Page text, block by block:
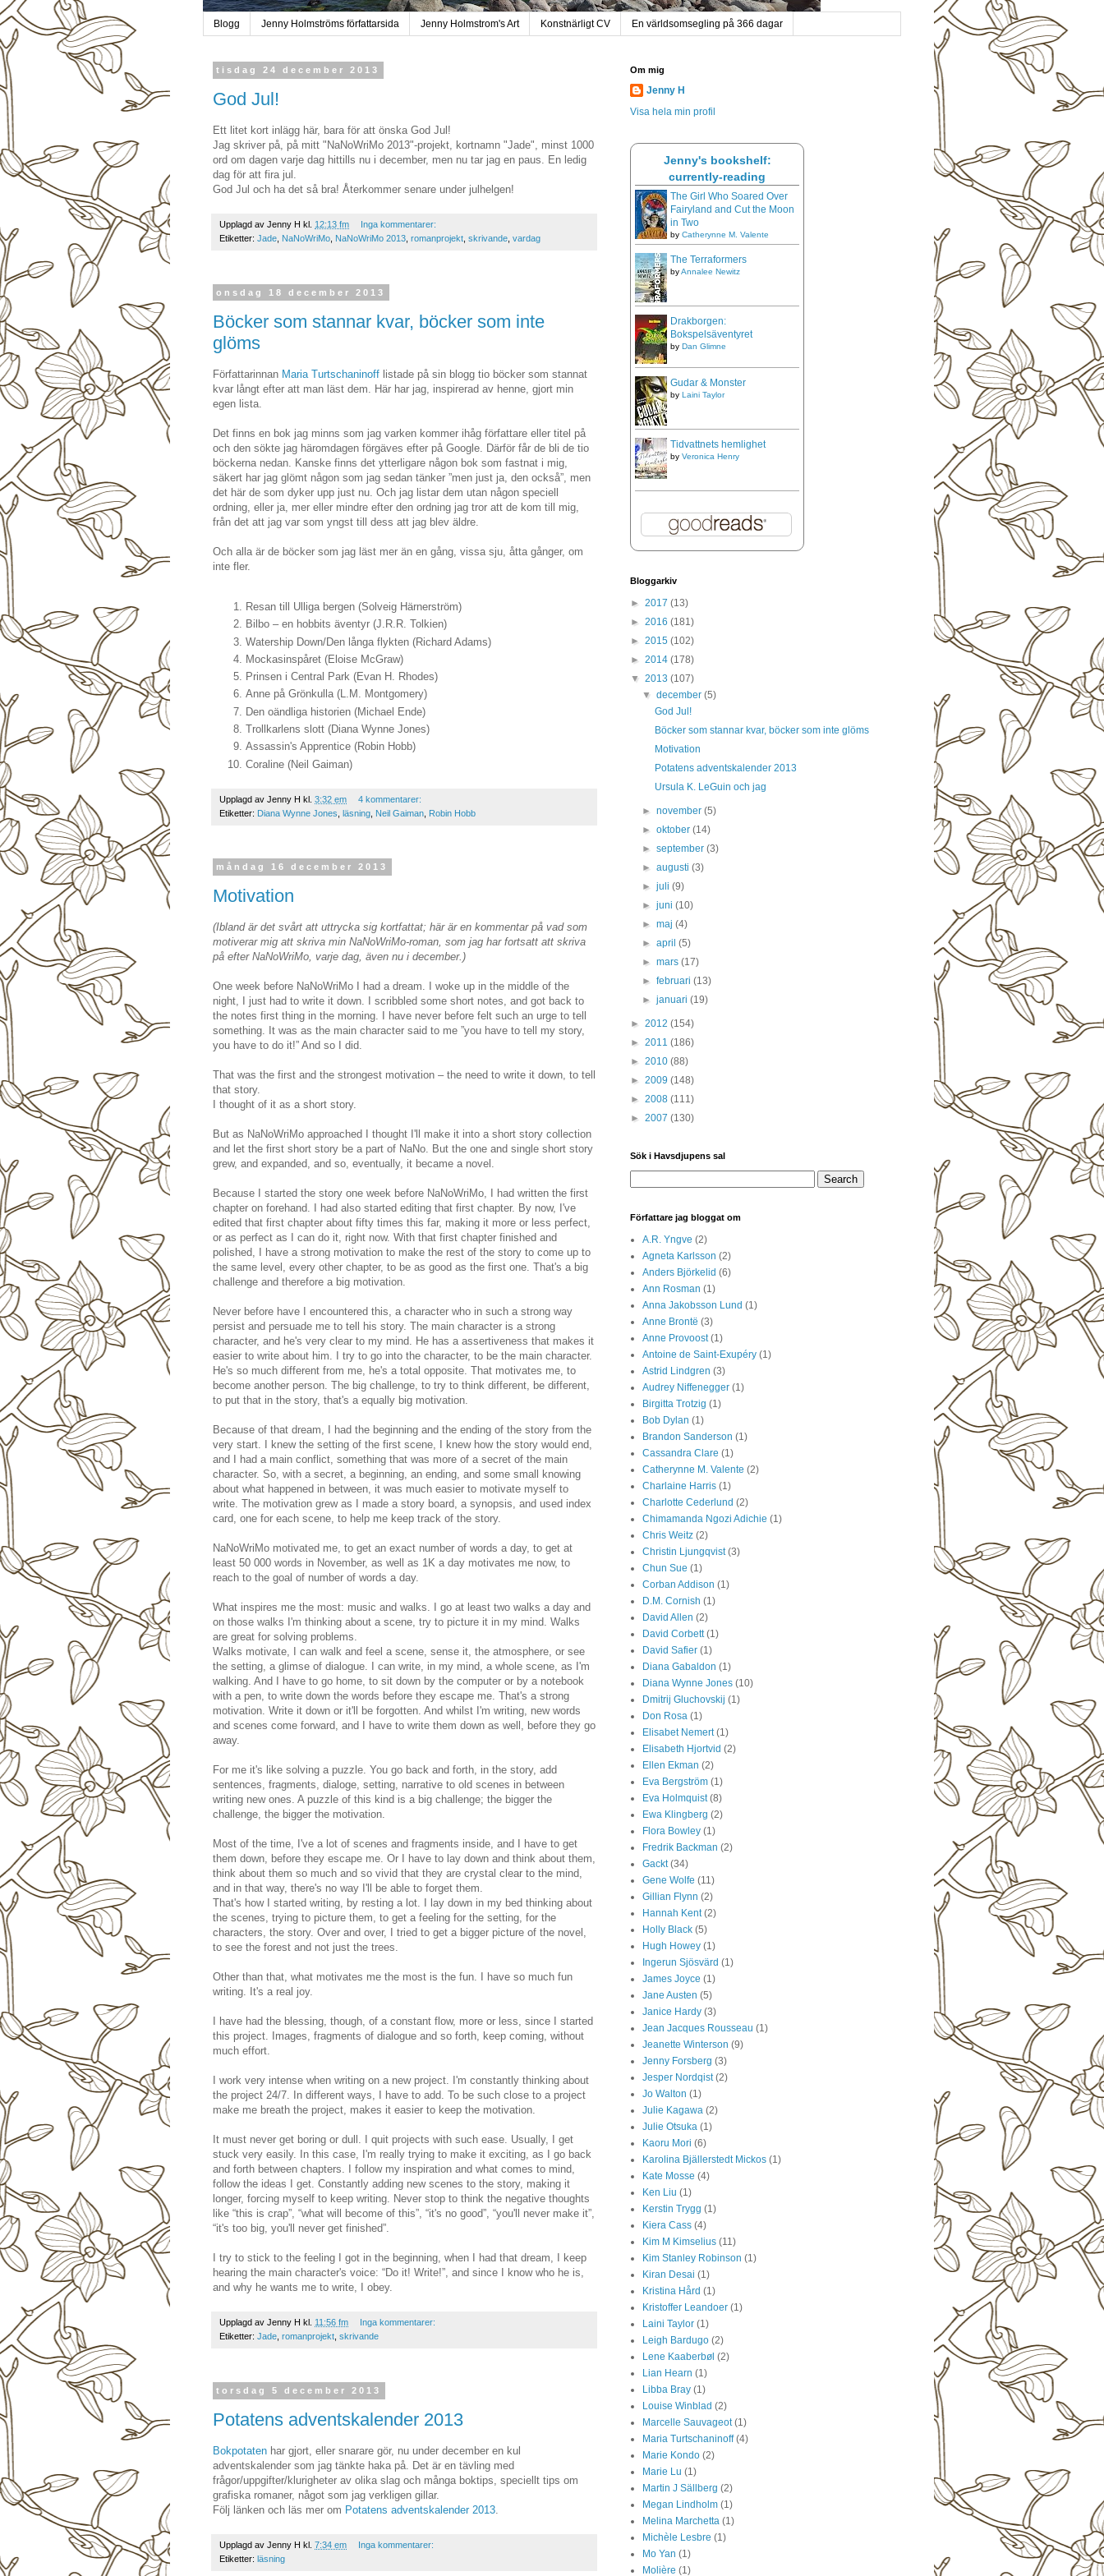
Blogg Jenny Holmströms författarsida Jenny Holmstrom's Art Konstnärligt CV En världsomsegling på 366 dagar
tisdag 24 december 2013
God Jul!
Ett litet kort inlägg här, bara för att önska God Jul!
Jag skriver på, på mitt "NaNoWriMo 2013"-projekt, kortnamn "Jade", minst 1000
ord om dagen varje dag hittills nu i december, men nu tar jag en paus. En ledig
dag för att fira jul.
God Jul och ha det så bra! Återkommer senare under julhelgen!
Upplagd av Jenny H kl. 12:13 fm
Inga kommentarer:
Etiketter: Jade NaNoWriMo NaNoWriMo 2013 romanprojekt skrivande vardag
onsdag 18 december 2013
Böcker som stannar kvar, böcker som inte
glöms
Författarinnan Maria Turtschaninoff listade på sin blogg tio böcker som stannat
kvar långt efter att man läst dem. Här har jag, inspirerad av henne, gjort min
egen lista.
Det finns en bok jag minns som jag varken kommer ihåg författare eller titel på
och den sökte jag häromdagen förgäves efter på Google. Därför får de bli de tio
böckerna nedan. Kanske finns det ytterligare någon bok som fastnat i mig,
säkert har jag glömt någon som jag sedan tänker ”men just ja, den också”, men
det här de som dyker upp just nu. Och jag listar dem utan någon speciell
ordning, eller ja, mer eller mindre efter den ordning jag tror att de kom till mig,
från det att jag var som yngst till dess att jag blev äldre.
Och alla är de böcker som jag läst mer än en gång, vissa sju, åtta gånger, om
inte fler.
Resan till Ulliga bergen (Solveig Härnerström)
Bilbo – en hobbits äventyr (J.R.R. Tolkien)
Watership Down/Den långa flykten (Richard Adams)
Mockasinspåret (Eloise McGraw)
Prinsen i Central Park (Evan H. Rhodes)
Anne på Grönkulla (L.M. Montgomery)
Den oändliga historien (Michael Ende)
Trollkarlens slott (Diana Wynne Jones)
Assassin's Apprentice (Robin Hobb)
Coraline (Neil Gaiman)
Upplagd av Jenny H kl. 3:32 em
4 kommentarer:
Etiketter: Diana Wynne Jones läsning Neil Gaiman Robin Hobb
måndag 16 december 2013
Motivation
(Ibland är det svårt att uttrycka sig kortfattat; här är en kommentar på vad som
motiverar mig att skriva min NaNoWriMo-roman, som jag har fortsatt att skriva
på efter NaNoWriMo, varje dag, även nu i december.)
One week before NaNoWriMo I had a dream. I woke up in the middle of the
night, I just had to write it down. I scribbled some short notes, and got back to
the notes first thing in the morning. I have never before felt such an urge to tell
something. It was as the main character said to me ”you have to tell my story,
you have to do it!” And so I did.
That was the first and the strongest motivation – the need to write it down, to tell
that story.
I thought of it as a short story.
But as NaNoWriMo approached I thought I'll make it into a short story collection
and let the first short story be a part of NaNo. But the one and single short story
grew, and expanded, and so, eventually, it became a novel.
Because I started the story one week before NaNoWriMo, I had written the first
chapter on forehand. I had also started editing that first chapter. By now, I've
edited that first chapter about fifty times this far, making it more or less perfect,
or as perfect as I can do it, right now. With that first chapter finished and
polished, I have a strong motivation to make the rest of the story to come up to
the same level, every other chapter, to be as good as the first one. That's a big
challenge and therefore a big motivation.
Never before have I encountered this, a character who in such a strong way
persist and persuade me to tell his story. The main character is a strong
character, and he's very clear to my mind. He has a assertiveness that makes it
easier to write about him. I try to go into the character, to be the main character.
He's so much different from me, he's a total opposite. That motivates me, to
become another person. The big challenge, to try to think different, be different,
to put that in the story, that's a equally big motivation.
Because of that dream, I had the beginning and the ending of the story from the
very start. I knew the setting of the first scene, I knew how the story would end,
and I had a main conflict, something that was more of a secret of the main
character. So, with a secret, a beginning, an ending, and some small knowing
about what happened in between, it was much easier to motivate myself to
write. The motivation grew as I made a story board, a synopsis, and used index
card, one for each scene, to help me keep track of the story.
NaNoWriMo motivated me, to get an exact number of words a day, to get at
least 50 000 words in November, as well as 1K a day motivates me now, to
reach to the goal of number of words a day.
What inspires me the most: music and walks. I go at least two walks a day and
on those walks I'm thinking about a scene, try to picture it in my mind. Walks
are great for solving problems.
Walks motivate, I can walk and feel a scene, sense it, the atmosphere, or see
the setting, a glimse of dialogue. I can write, in my mind, a whole scene, as I'm
walking. And I have to go home, to sit down by the computer or by a notebook
with a pen, to write down the words before they escape me. That's a strong
motivation. Write it down or it'll be forgotten. And whilst I'm writing, new words
and scenes come forward, and I have to write them down as well, before they go
away.
For me it's like solving a puzzle. You go back and forth, in the story, add
sentences, fragments, dialoge, setting, narrative to old scenes in between
writing new ones. A puzzle of this kind is a big challenge; the bigger the
challenge, the bigger the motivation.
Most of the time, I've a lot of scenes and fragments inside, and I have to get
them down, before they escape me. Or I have to lay down and think about them,
think about them so much and so vivid that they are crystal clear to the mind,
and in that way, there's no way I'll be able to forget them.
That's how I started writing, by resting a lot. I lay down in my bed thinking about
the scenes, trying to picture them, to get a feeling for the setting, for the
characters, the story. Over and over, I tried to get a bigger picture of the novel,
to see the forest and not just the trees.
Other than that, what motivates me the most is the fun. I have so much fun
writing. It's a real joy.
I have had the blessing, though, of a constant flow, more or less, since I started
this project. Images, fragments of dialogue and so forth, keep coming, without
much effort.
I work very intense when writing on a new project. I'm constantly thinking about
the project 24/7. In different ways, I have to add. To be such close to a project
make me breath the project, makes it easier to keep the motivation.
It must never get boring or dull. I quit projects with such ease. Usually, I get
stuck very easily. In this case, I'm really trying to make it exciting, as I go back
and forth between chapters. I follow my inspiration and what comes to mind,
follow the ideas I get. Constantly adding new scenes to the story, making it
longer, forcing myself to keep writing. Never stop to think the negative thoughts
like “this is crap”, “what will become of this”, “it's no good”, “you'll never make it”,
“it's too big, you'll never get finished”.
I try to stick to the feeling I got in the beginning, when I had that dream, I keep
hearing the main character's voice: “Do it! Write!”, and since I know who he is,
and why he wants me to write, I obey.
Upplagd av Jenny H kl. 11:56 fm
Inga kommentarer:
Etiketter: Jade romanprojekt skrivande
torsdag 5 december 2013
Potatens adventskalender 2013
Bokpotaten har gjort, eller snarare gör, nu under december en kul
adventskalender som jag tänkte haka på. Det är en tävling med
frågor/uppgifter/klurigheter av olika slag och många boktips, speciellt tips om
grafiska romaner, något som jag verkligen gillar.
Följ länken och läs mer om Potatens adventskalender 2013
Upplagd av Jenny H kl. 7:34 em
Inga kommentarer:
Etiketter: läsning
Om mig
Jenny H
Visa hela min profil
Jenny's bookshelf:
currently-reading
The Girl Who Soared Over
Fairyland and Cut the Moon
in Two
by Catherynne M. Valente
The Terraformers
byAnnalee Newitz
Drakborgen:
Bokspelsäventyret
by Dan Glimne
Gudar & Monster
by Laini Taylor
Tidvattnets hemlighet
by Veronica Henry
Bloggarkiv
► 2017 (13)
► 2016 (181)
► 2015 (102)
► 2014 (178)
▼ 2013 (107)
▼december(5)
God Jul!
Böcker som stannar kvar, böcker som inte glöms
Motivation
Potatens adventskalender 2013
Ursula K. LeGuin och jag
►november(5)
►oktober(14)
►september(3)
►augusti(3)
►juli(9)
►juni(10)
►maj(4)
►april(5)
►mars(17)
►februari(13)
►januari(19)
► 2012 (154)
► 2011 (186)
► 2010 (88)
► 2009 (148)
► 2008 (111)
► 2007 (130)
Sök i Havsdjupens sal
Författare jag bloggat om
A.R. Yngve (2)
Agneta Karlsson (2)
Anders Björkelid (6)
Ann Rosman (1)
Anna Jakobsson Lund (1)
Anne Brontë (3)
Anne Provoost (1)
Antoine de Saint-Exupéry (1)
Astrid Lindgren (3)
Audrey Niffenegger (1)
Birgitta Trotzig (1)
Bob Dylan (1)
Brandon Sanderson (1)
Cassandra Clare (1)
Catherynne M. Valente (2)
Charlaine Harris (1)
Charlotte Cederlund (2)
Chimamanda Ngozi Adichie (1)
Chris Weitz (2)
Christin Ljungqvist (3)
Chun Sue (1)
Corban Addison (1)
D.M. Cornish (1)
David Allen (2)
David Corbett (1)
David Safier (1)
Diana Gabaldon (1)
Diana Wynne Jones (10)
Dmitrij Gluchovskij (1)
Don Rosa (1)
Elisabet Nemert (1)
Elisabeth Hjortvid (2)
Ellen Ekman (2)
Eva Bergström (1)
Eva Holmquist (8)
Ewa Klingberg (2)
Flora Bowley (1)
Fredrik Backman (2)
Gackt (34)
Gene Wolfe (11)
Gillian Flynn (2)
Hannah Kent (2)
Holly Black (5)
Hugh Howey (1)
Ingerun Sjösvärd (1)
James Joyce (1)
Jane Austen (5)
Janice Hardy (3)
Jean Jacques Rousseau (1)
Jeanette Winterson (9)
Jenny Forsberg (3)
Jesper Nordqist (2)
Jo Walton (1)
Julie Kagawa (2)
Julie Otsuka (1)
Kaoru Mori (6)
Karolina Bjällerstedt Mickos (1)
Kate Mosse (4)
Ken Liu (1)
Kerstin Trygg (1)
Kiera Cass (4)
Kim M Kimselius (11)
Kim Stanley Robinson (1)
Kiran Desai (1)
Kristina Hård (1)
Kristoffer Leandoer (1)
Laini Taylor (1)
Leigh Bardugo (2)
Lene Kaaberbøl (2)
Lian Hearn (1)
Libba Bray (1)
Louise Winblad (2)
Marcelle Sauvageot (1)
Maria Turtschaninoff (4)
Marie Kondo (2)
Marie Lu (1)
Martin J Sällberg (2)
Megan Lindholm (1)
Melina Marchetta (1)
Michèle Lesbre (1)
Mo Yan (1)
Molière (1)